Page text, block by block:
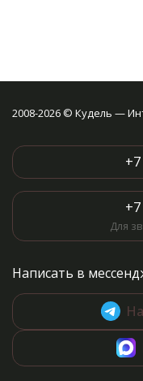
2008-2026 © Кудель —
Для
Написать в